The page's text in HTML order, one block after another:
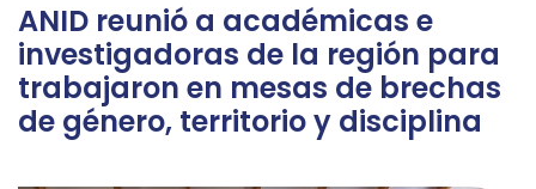
ANID reunió a académicas e
investigadoras de la región para
trabajaron en mesas de brechas
de género, territorio y disciplina